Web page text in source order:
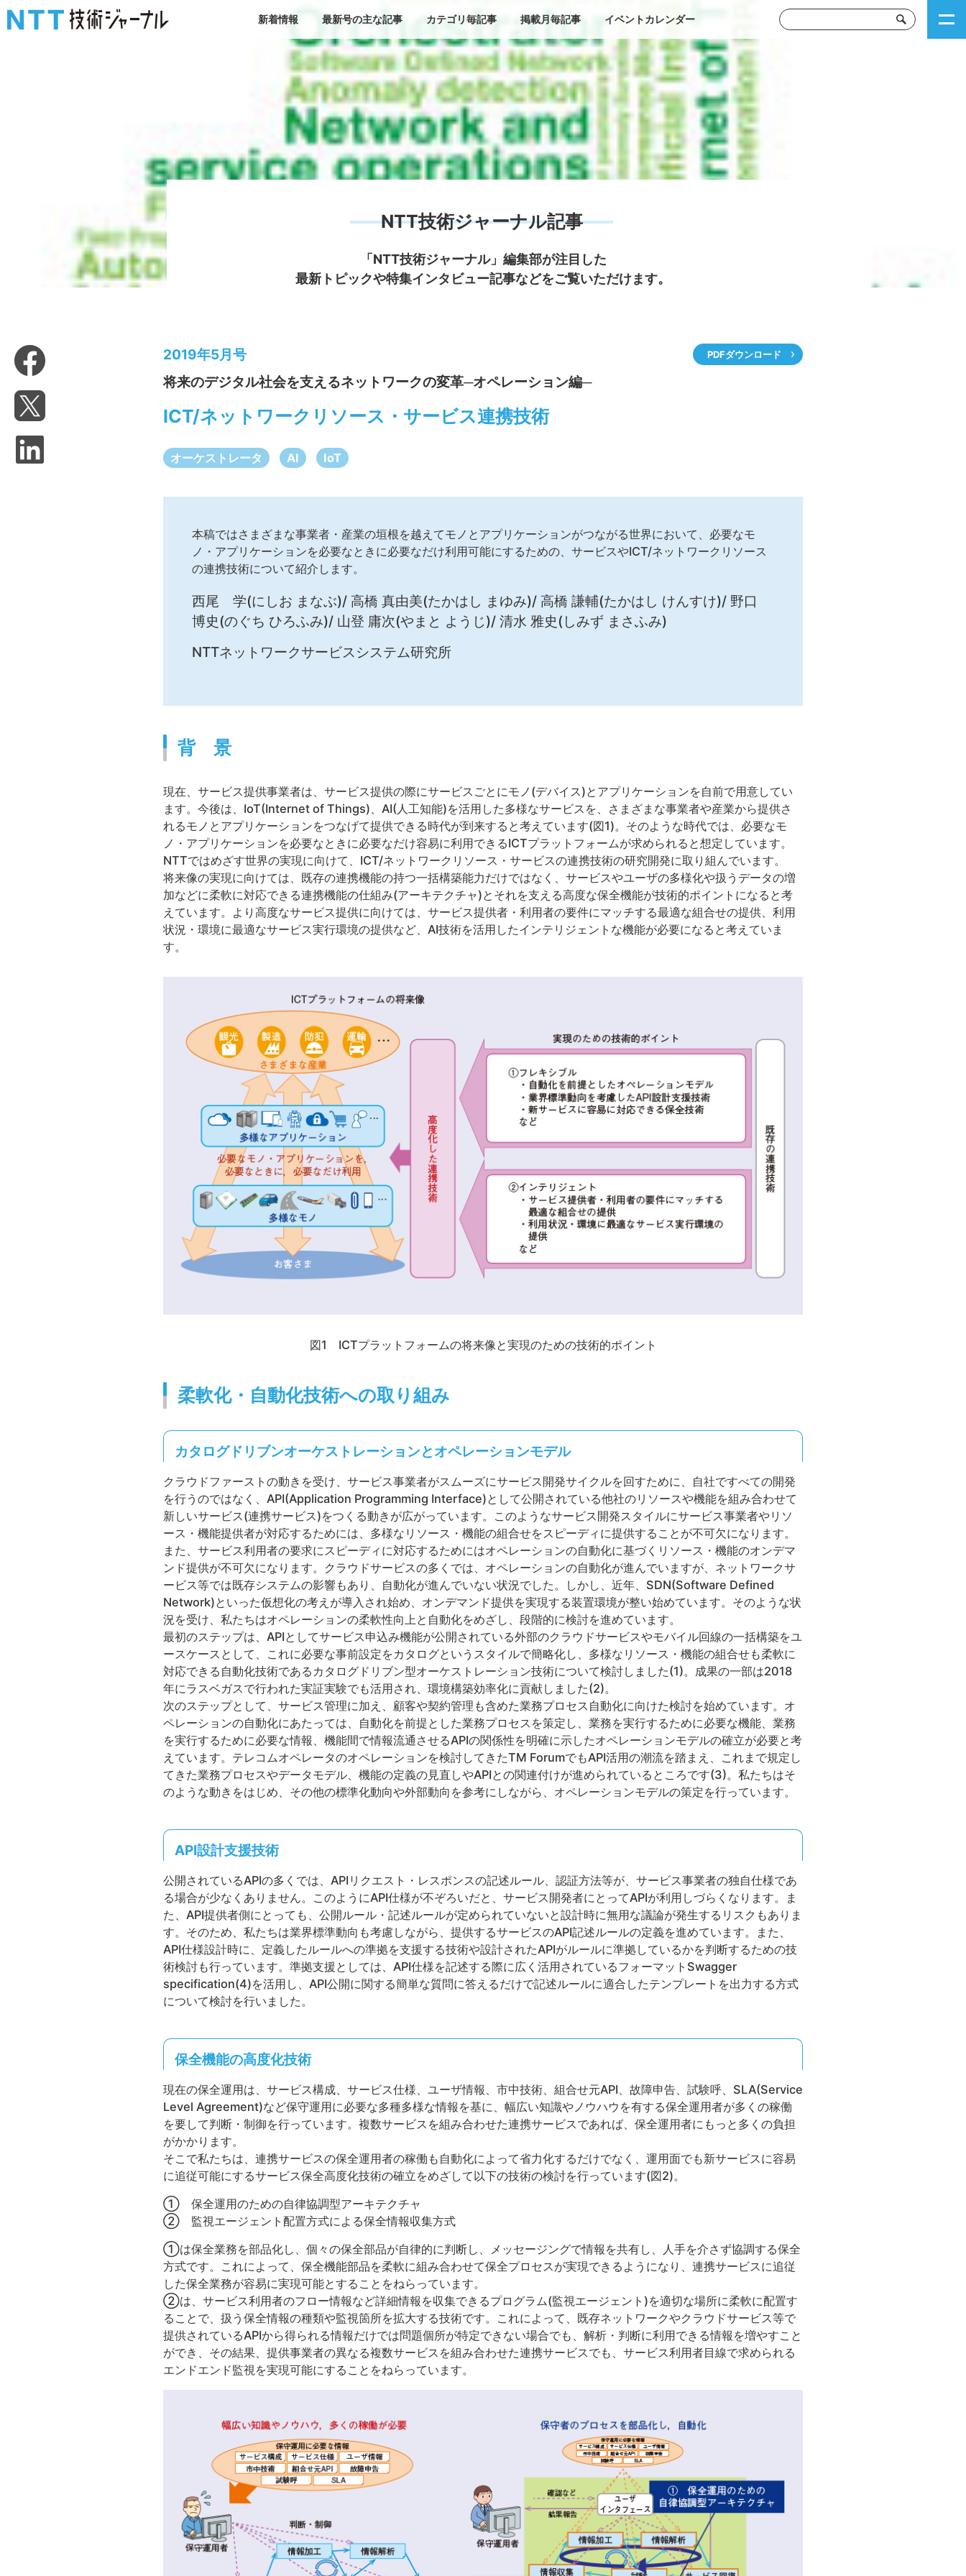
新着情報 最新号の主な記事 カテゴリ毎記事 掲載月毎記事 イベントカレンダー
NTT技術ジャーナル記事
「NTT技術ジャーナル」編集部が注目した
最新トピックや特集インタビュー記事などをご覧いただけます。
PDFダウンロード
2019年5月号
将来のデジタル社会を支えるネットワークの変革─オペレーション編─
ICT/ネットワークリソース・サービス連携技術
オーケストレータ AI IoT
本稿ではさまざまな事業者・産業の垣根を越えてモノとアプリケーションがつながる世界において、必要なモ
ノ・アプリケーションを必要なときに必要なだけ利用可能にするための、サービスやICT/ネットワークリソース
の連携技術について紹介します。
西尾 学(にしお まなぶ)/ 高橋 真由美(たかはし まゆみ)/ 高橋 謙輔(たかはし けんすけ)/ 野口
博史(のぐち ひろふみ)/ 山登 庸次(やまと ようじ)/ 清水 雅史(しみず まさふみ)
NTTネットワークサービスシステム研究所
背 景
現在、サービス提供事業者は、サービス提供の際にサービスごとにモノ(デバイス)とアプリケーションを自前で用意してい
ます。今後は、IoT(Internet of Things)、AI(人工知能)を活用した多様なサービスを、さまざまな事業者や産業から提供さ
れるモノとアプリケーションをつなげて提供できる時代が到来すると考えています(図1)。そのような時代では、必要なモ
ノ・アプリケーションを必要なときに必要なだけ容易に利用できるICTプラットフォームが求められると想定しています。
NTTではめざす世界の実現に向けて、ICT/ネットワークリソース・サービスの連携技術の研究開発に取り組んでいます。
将来像の実現に向けては、既存の連携機能の持つ一括構築能力だけではなく、サービスやユーザの多様化や扱うデータの増
加などに柔軟に対応できる連携機能の仕組み(アーキテクチャ)とそれを支える高度な保全機能が技術的ポイントになると考
えています。より高度なサービス提供に向けては、サービス提供者・利用者の要件にマッチする最適な組合せの提供、利用
状況・環境に最適なサービス実行環境の提供など、AI技術を活用したインテリジェントな機能が必要になると考えていま
す。
図1 ICTプラットフォームの将来像と実現のための技術的ポイント
柔軟化・自動化技術への取り組み
カタログドリブンオーケストレーションとオペレーションモデル
クラウドファーストの動きを受け、サービス事業者がスムーズにサービス開発サイクルを回すために、自社ですべての開発
を行うのではなく、API(Application Programming Interface)として公開されている他社のリソースや機能を組み合わせて
新しいサービス(連携サービス)をつくる動きが広がっています。このようなサービス開発スタイルにサービス事業者やリソ
ース・機能提供者が対応するためには、多様なリソース・機能の組合せをスピーディに提供することが不可欠になります。
また、サービス利用者の要求にスピーディに対応するためにはオペレーションの自動化に基づくリソース・機能のオンデマ
ンド提供が不可欠になります。クラウドサービスの多くでは、オペレーションの自動化が進んでいますが、ネットワークサ
ービス等では既存システムの影響もあり、自動化が進んでいない状況でした。しかし、近年、SDN(Software Defined
Network)といった仮想化の考えが導入され始め、オンデマンド提供を実現する装置環境が整い始めています。そのような状
況を受け、私たちはオペレーションの柔軟性向上と自動化をめざし、段階的に検討を進めています。
最初のステップは、APIとしてサービス申込み機能が公開されている外部のクラウドサービスやモバイル回線の一括構築をユ
ースケースとして、これに必要な事前設定をカタログというスタイルで簡略化し、多様なリソース・機能の組合せも柔軟に
対応できる自動化技術であるカタログドリブン型オーケストレーション技術について検討しました(1)。成果の一部は2018
年にラスベガスで行われた実証実験でも活用され、環境構築効率化に貢献しました(2)。
次のステップとして、サービス管理に加え、顧客や契約管理も含めた業務プロセス自動化に向けた検討を始めています。オ
ペレーションの自動化にあたっては、自動化を前提とした業務プロセスを策定し、業務を実行するために必要な機能、業務
を実行するために必要な情報、機能間で情報流通させるAPIの関係性を明確に示したオペレーションモデルの確立が必要と考
えています。テレコムオペレータのオペレーションを検討してきたTM ForumでもAPI活用の潮流を踏まえ、これまで規定し
てきた業務プロセスやデータモデル、機能の定義の見直しやAPIとの関連付けが進められているところです(3)。私たちはそ
のような動きをはじめ、その他の標準化動向や外部動向を参考にしながら、オペレーションモデルの策定を行っています。
API設計支援技術
公開されているAPIの多くでは、APIリクエスト・レスポンスの記述ルール、認証方法等が、サービス事業者の独自仕様であ
る場合が少なくありません。このようにAPI仕様が不ぞろいだと、サービス開発者にとってAPIが利用しづらくなります。ま
た、API提供者側にとっても、公開ルール・記述ルールが定められていないと設計時に無用な議論が発生するリスクもありま
す。そのため、私たちは業界標準動向も考慮しながら、提供するサービスのAPI記述ルールの定義を進めています。また、
API仕様設計時に、定義したルールへの準拠を支援する技術や設計されたAPIがルールに準拠しているかを判断するための技
術検討も行っています。準拠支援としては、API仕様を記述する際に広く活用されているフォーマットSwagger
specification(4)を活用し、API公開に関する簡単な質問に答えるだけで記述ルールに適合したテンプレートを出力する方式
について検討を行いました。
保全機能の高度化技術
現在の保全運用は、サービス構成、サービス仕様、ユーザ情報、市中技術、組合せ元API、故障申告、試験呼、SLA(Service
Level Agreement)など保守運用に必要な多種多様な情報を基に、幅広い知識やノウハウを有する保全運用者が多くの稼働
を要して判断・制御を行っています。複数サービスを組み合わせた連携サービスであれば、保全運用者にもっと多くの負担
がかかります。
そこで私たちは、連携サービスの保全運用者の稼働も自動化によって省力化するだけでなく、運用面でも新サービスに容易
に追従可能にするサービス保全高度化技術の確立をめざして以下の技術の検討を行っています(図2)。
① 保全運用のための自律協調型アーキテクチャ
② 監視エージェント配置方式による保全情報収集方式
①は保全業務を部品化し、個々の保全部品が自律的に判断し、メッセージングで情報を共有し、人手を介さず協調する保全
方式です。これによって、保全機能部品を柔軟に組み合わせて保全プロセスが実現できるようになり、連携サービスに追従
した保全業務が容易に実現可能とすることをねらっています。
②は、サービス利用者のフロー情報など詳細情報を収集できるプログラム(監視エージェント)を適切な場所に柔軟に配置す
ることで、扱う保全情報の種類や監視箇所を拡大する技術です。これによって、既存ネットワークやクラウドサービス等で
提供されているAPIから得られる情報だけでは問題個所が特定できない場合でも、解析・判断に利用できる情報を増やすこと
ができ、その結果、提供事業者の異なる複数サービスを組み合わせた連携サービスでも、サービス利用者目線で求められる
エンドエンド監視を実現可能にすることをねらっています。